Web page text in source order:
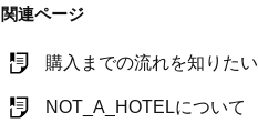
関連ページ
購入までの流れを知りたい
NOT_A_HOTELについて